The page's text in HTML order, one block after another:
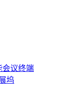
会议终端
坞